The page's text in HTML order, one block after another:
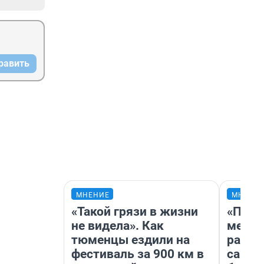
МНЕНИЕ
«Такой грязи в жизни
не видела». Как
тюменцы ездили на
фестиваль за 900 км в